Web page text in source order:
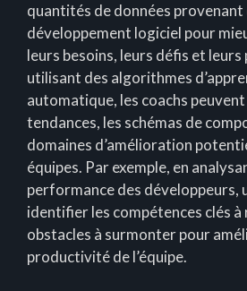
quantités de données provenant
développement logiciel pour
leurs besoins, leurs défis et
utilisant des algorithmes
automatique, les coachs
tendances, les schémas de
domaines d’amélioration
équipes. Par exemple, en
performance des développeurs,
identifier les compétences clés
obstacles à surmonter pour
productivité de l’équipe.